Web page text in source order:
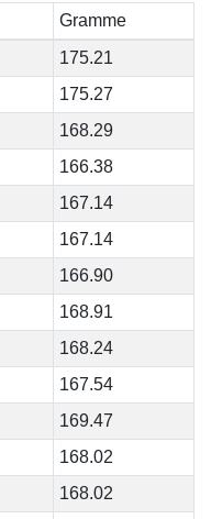
Gramme
175.21
175.27
168.29
166.38
167.14
167.14
166.90
168.91
168.24
167.54
169.47
168.02
168.02